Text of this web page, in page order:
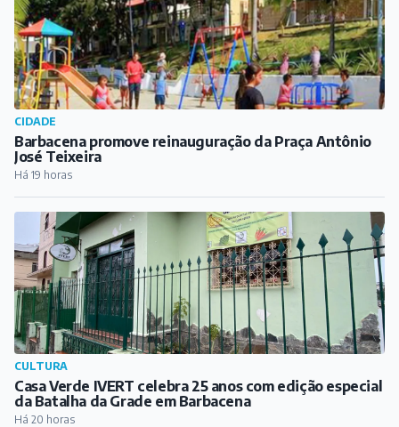
CIDADE
Barbacena promove reinauguração da Praça Antônio
José Teixeira
Há 19 horas
CULTURA
Casa Verde IVERT celebra 25 anos com edição especial
da Batalha da Grade em Barbacena
Há 20 horas